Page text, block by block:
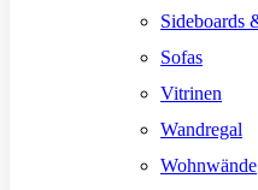
Sideboards
Sofas
Vitrinen
Wandregal
Wohnwände